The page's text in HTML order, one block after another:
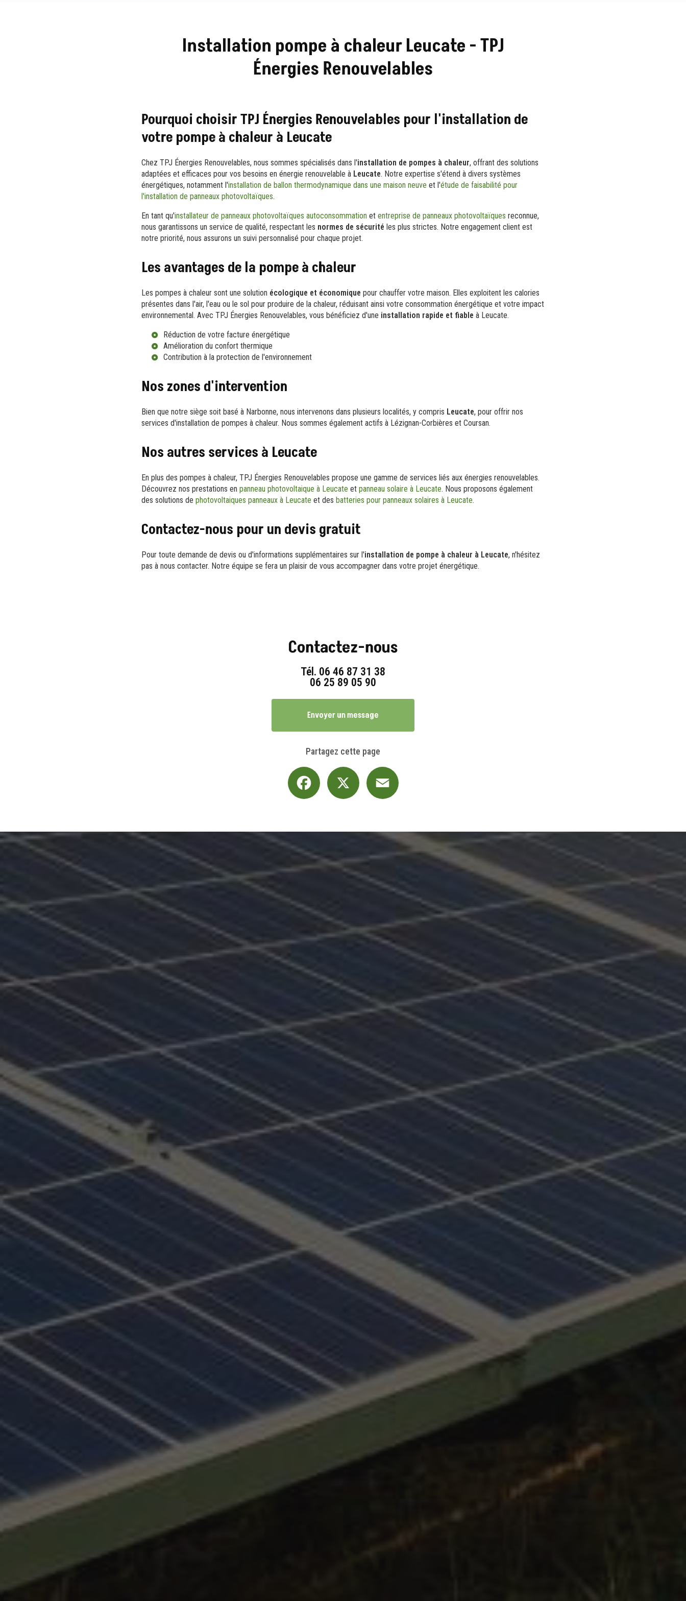
Installation pompe à chaleur Leucate - TPJ
Énergies Renouvelables
Pourquoi choisir TPJ Énergies Renouvelables pour l'installation de
votre pompe à chaleur à Leucate
Chez TPJ Énergies Renouvelables, nous sommes spécialisés dans l'installation de pompes à chaleur, offrant des solutions
adaptées et efficaces pour vos besoins en énergie renouvelable à Leucate. Notre expertise s'étend à divers systèmes
énergétiques, notamment l'installation de ballon thermodynamique dans une maison neuve et l'étude de faisabilité pour
l'installation de panneaux photovoltaïques.
En tant qu'installateur de panneaux photovoltaïques autoconsommation et entreprise de panneaux photovoltaïques reconnue,
nous garantissons un service de qualité, respectant les normes de sécurité les plus strictes. Notre engagement client est
notre priorité, nous assurons un suivi personnalisé pour chaque projet.
Les avantages de la pompe à chaleur
Les pompes à chaleur sont une solution écologique et économique pour chauffer votre maison. Elles exploitent les calories
présentes dans l'air, l'eau ou le sol pour produire de la chaleur, réduisant ainsi votre consommation énergétique et votre impact
environnemental. Avec TPJ Énergies Renouvelables, vous bénéficiez d'une installation rapide et fiable à Leucate.
Réduction de votre facture énergétique
Amélioration du confort thermique
Contribution à la protection de l'environnement
Nos zones d'intervention
Bien que notre siège soit basé à Narbonne, nous intervenons dans plusieurs localités, y compris Leucate, pour offrir nos
services d'installation de pompes à chaleur. Nous sommes également actifs à Lézignan-Corbières et Coursan.
Nos autres services à Leucate
En plus des pompes à chaleur, TPJ Énergies Renouvelables propose une gamme de services liés aux énergies renouvelables.
Découvrez nos prestations en panneau photovoltaique à Leucate et panneau solaire à Leucate. Nous proposons également
des solutions de photovoltaiques panneaux à Leucate et des batteries pour panneaux solaires à Leucate.
Contactez-nous pour un devis gratuit
Pour toute demande de devis ou d'informations supplémentaires sur l'installation de pompe à chaleur à Leucate, n'hésitez
pas à nous contacter. Notre équipe se fera un plaisir de vous accompagner dans votre projet énergétique.
Contactez-nous
Tél. 06 46 87 31 38
06 25 89 05 90
Envoyer un message
Partagez cette page
Facebook